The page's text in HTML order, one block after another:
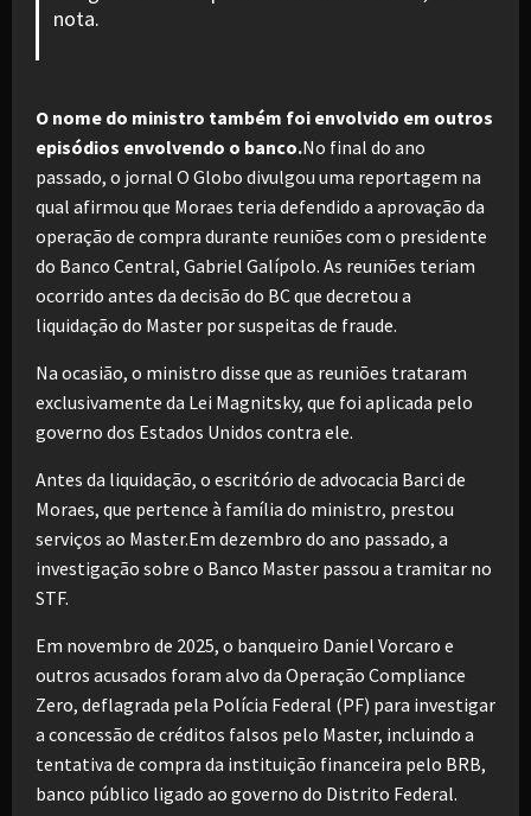
nota.
O nome do ministro também foi envolvido em outros
episódios envolvendo o banco.No final do ano
passado, o jornal O Globo divulgou uma reportagem na
qual afirmou que Moraes teria defendido a aprovação da
operação de compra durante reuniões com o presidente
do Banco Central, Gabriel Galípolo. As reuniões teriam
ocorrido antes da decisão do BC que decretou a
liquidação do Master por suspeitas de fraude.
Na ocasião, o ministro disse que as reuniões trataram
exclusivamente da Lei Magnitsky, que foi aplicada pelo
governo dos Estados Unidos contra ele.
Antes da liquidação, o escritório de advocacia Barci de
Moraes, que pertence à família do ministro, prestou
serviços ao Master.Em dezembro do ano passado, a
investigação sobre o Banco Master passou a tramitar no
STF.
Em novembro de 2025, o banqueiro Daniel Vorcaro e
outros acusados foram alvo da Operação Compliance
Zero, deflagrada pela Polícia Federal (PF) para investigar
a concessão de créditos falsos pelo Master, incluindo a
tentativa de compra da instituição financeira pelo BRB,
banco público ligado ao governo do Distrito Federal.